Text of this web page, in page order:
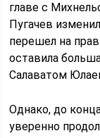
главе с
Пугачев
перешел на
оставила
Салаватом
Однако, до
уверенно